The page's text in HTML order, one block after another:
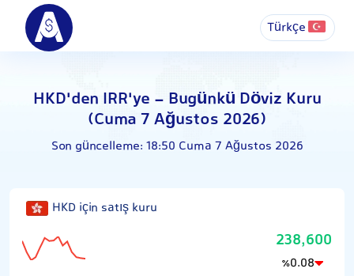
Türkçe
HKD'den IRR'ye - Bugünkü Döviz Kuru
(Cuma 7 Ağustos 2026)
Son güncelleme: 18:50 Cuma 7 Ağustos 2026
HKD için satış kuru
238,600
٪0.08